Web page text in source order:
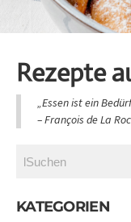
Rezepte
„Essen ist ein
​– François de La
KATEGORIEN